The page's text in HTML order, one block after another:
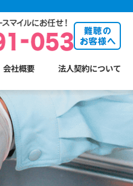
会社概要 法人契約について